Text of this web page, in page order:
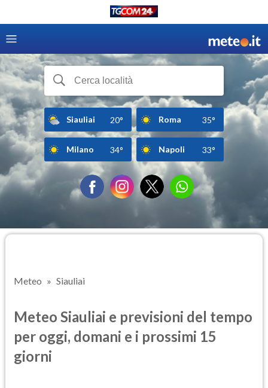
Siauliai 20° Roma 35°
Milano 34° Napoli 33°
Meteo Siauliai
Meteo Siauliai e previsioni del tempo
per oggi, domani e i prossimi 15
giorni